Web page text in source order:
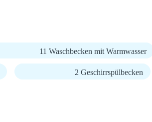
11 Waschbecken mit Warmwasser
2 Geschirrspülbecken